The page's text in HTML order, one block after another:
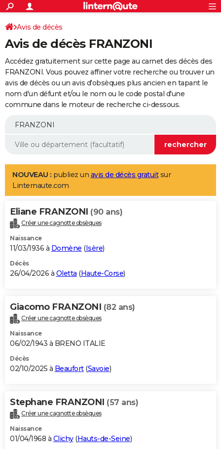
ACTUALITÉS
Politique
Société
Faits Divers
Education
Monde
Villes
+
SPORT
Coupe du monde 2026
Football
Tennis
Cyclisme
Rugby
Forum
Programme TV
TNT
Streaming
Cinéma
Sorties cinéma
Musique
+
FINANCE
Retraite
Epargne
Immobilier
Risques naturels par ville
Banque
Assurance
AUTO
Essais
Réserver un essai
Citadines
Berlines
SUV
Forum auto
+
Mobiles
Meilleur smartphone
Internet
Ordinateurs
Jeux vidéo
Guide high-tech
Aménagement intérieur
LIFESTYLE
Art de vivre
Bien-être
Loisirs
Mode
Modes de vie
Alimentation
Guide de la santé
Maladies
Médicaments
Sommeil
VOYAGE
Destinations
City break
Voyage nature
Voyage de noces
Forum
Climat
+PHOTO
GUIDES D'ACHAT
BONS PLANS
Carte de Noël
Carte Bonne année
Carte Saint-Valentin
Carte Pâques
Carte d'anniversaire
DICTIONNAIRE
Dictionnaire
Biographies
Citations
Expressions
Proverbes
PROGRAMME TV
S'inscrire
Se connecter
Lycées
Collèges
Primaires
Universités
Entreprises
Service militaire
Avis de recherche
AVIS DE DÉCÈS
Bricolage
Lifestyle
Culture
Sport
Auto
Television
Voyage
Cinema
Avis de décès
Avis de décès FRANZONI
Accédez gratuitement sur cette page au carnet des décès des
FRANZONI. Vous pouvez affiner votre recherche ou trouver un
avis de décès ou un avis d'obsèques plus ancien en tapant le
nom d'un défunt et/ou le nom ou le code postal d'une
commune dans le moteur de recherche ci-dessous.
NOUVEAU : publiez un avis de décès gratuitsur
Linternaute.com
Eliane FRANZONI (90 ans)
Créer une cagnotte obsèques
Naissance
11/03/1936 à Domène (Isère)
Décès
26/04/2026 à Oletta (Haute-Corse)
Giacomo FRANZONI (82 ans)
Créer une cagnotte obsèques
Naissance
06/02/1943 à BRENO ITALIE
Décès
02/10/2025 à Beaufort(Savoie)
Stephane FRANZONI (57 ans)
Créer une cagnotte obsèques
Naissance
01/04/1968 à Clichy(Hauts-de-Seine)